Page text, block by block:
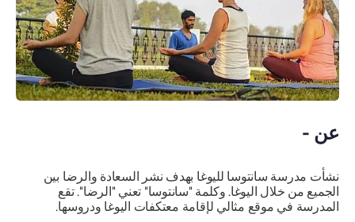
عن -
نشأت مدرسة سانتوسا لليوغا بهدف نشر السعادة والرضا بين
الجميع من خلال اليوغا. وكلمة "سانتوسا" تعني "الرضا". تقع
المدرسة في موقع مثالي لإقامة معتكفات اليوغا ودروسها.